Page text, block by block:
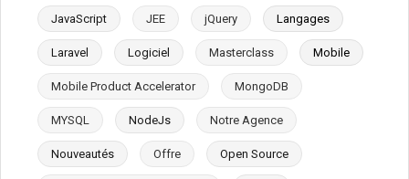
JavaScript JEE jQuery Langages
Laravel Logiciel Masterclass Mobile
Mobile Product Accelerator MongoDB
MYSQL NodeJs Notre Agence
Nouveautés Offre Open Source